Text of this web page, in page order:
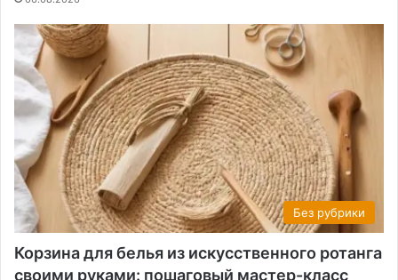
Без рубрики
Корзина для белья из искусственного ротанга
своими руками: пошаговый мастер-класс